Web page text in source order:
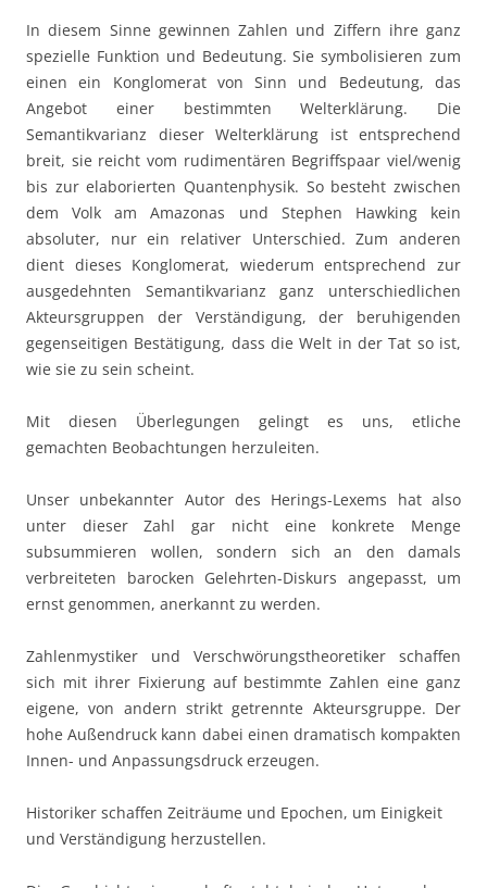
In diesem Sinne gewinnen Zahlen und Ziffern ihre ganz
spezielle Funktion und Bedeutung. Sie symbolisieren zum
einen ein Konglomerat von Sinn und Bedeutung, das
Angebot einer bestimmten Welterklärung. Die
Semantikvarianz dieser Welterklärung ist entsprechend
breit, sie reicht vom rudimentären Begriffspaar viel/wenig
bis zur elaborierten Quantenphysik. So besteht zwischen
dem Volk am Amazonas und Stephen Hawking kein
absoluter, nur ein relativer Unterschied. Zum anderen
dient dieses Konglomerat, wiederum entsprechend zur
ausgedehnten Semantikvarianz ganz unterschiedlichen
Akteursgruppen der Verständigung, der beruhigenden
gegenseitigen Bestätigung, dass die Welt in der Tat so ist,
wie sie zu sein scheint.
Mit diesen Überlegungen gelingt es uns, etliche
gemachten Beobachtungen herzuleiten.
Unser unbekannter Autor des Herings-Lexems hat also
unter dieser Zahl gar nicht eine konkrete Menge
subsummieren wollen, sondern sich an den damals
verbreiteten barocken Gelehrten-Diskurs angepasst, um
ernst genommen, anerkannt zu werden.
Zahlenmystiker und Verschwörungstheoretiker schaffen
sich mit ihrer Fixierung auf bestimmte Zahlen eine ganz
eigene, von andern strikt getrennte Akteursgruppe. Der
hohe Außendruck kann dabei einen dramatisch kompakten
Innen- und Anpassungsdruck erzeugen.
Historiker schaffen Zeiträume und Epochen, um Einigkeit
und Verständigung herzustellen.